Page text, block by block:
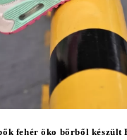
fehér öko bőrből készült